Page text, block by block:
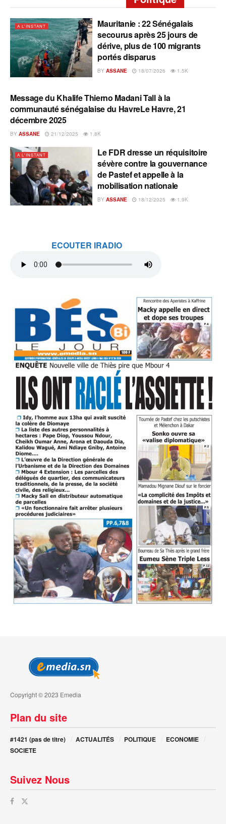
A L'INSTANT
Mauritanie : 22 Sénégalais
secourus après 25 jours de
dérive, plus de 100 migrants
portés disparus
BY ASSANE 18/07/2026 1.5K
A L'INSTANT
Message du Khalife Thierno Madani Tall à la
communauté sénégalaise du HavreLe Havre, 21
décembre 2025
BY ASSANE 21/12/2025 1.8K
A L'INSTANT
Le FDR dresse un réquisitoire
sévère contre la gouvernance
de Pastef et appelle à la
mobilisation nationale
BY ASSANE 18/12/2025 1.9K
ECOUTER IRADIO
Copyright © 2023 Emedia
Plan du site
#1421 (pas de titre) ACTUALITÉS POLITIQUE
ECONOMIE
SOCIETE
Suivez Nous